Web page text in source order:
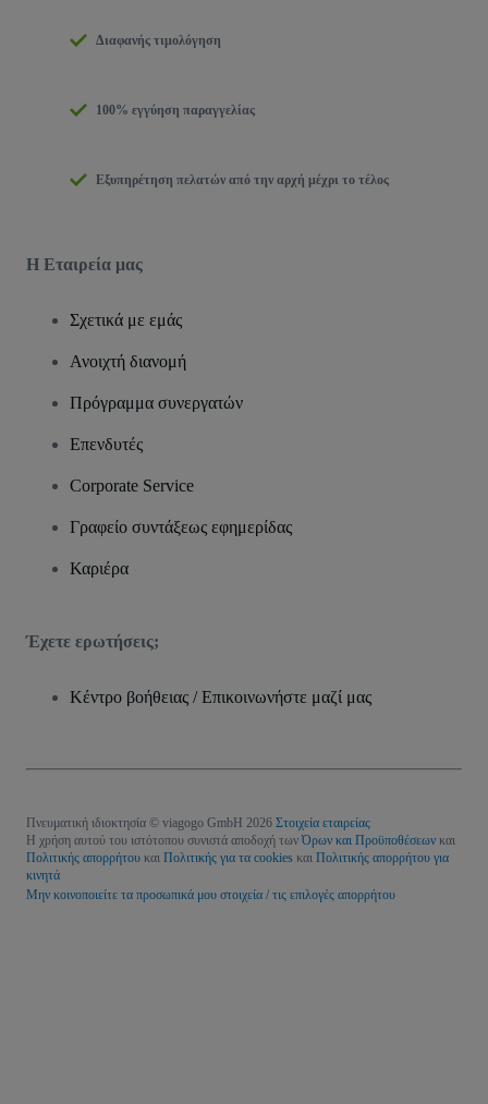
Διαφανής τιμολόγηση
100% εγγύηση παραγγελίας
Εξυπηρέτηση πελατών από την αρχή μέχρι το τέλος
Η Εταιρεία μας
Σχετικά με εμάς
Ανοιχτή διανομή
Πρόγραμμα συνεργατών
Επενδυτές
Corporate Service
Γραφείο συντάξεως εφημερίδας
Καριέρα
Έχετε ερωτήσεις;
Κέντρο βοήθειας / Επικοινωνήστε μαζί μας
Πνευματική ιδιοκτησία © viagogo GmbH 2026 Στοιχεία εταιρείας
Η χρήση αυτού του ιστότοπου συνιστά αποδοχή τωνΌρων και Προϋποθέσεων και
Πολιτικής απορρήτου και Πολιτικής για τα cookies και Πολιτικής απορρήτου για
κινητά
Μην κοινοποιείτε τα προσωπικά μου στοιχεία / τις επιλογές απορρήτου